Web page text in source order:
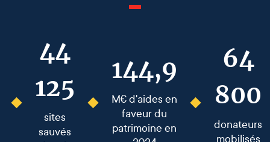
44
125
sites
sauvés
144,9
M€ d'aides en
faveur du
patrimoine en
64
800
donateurs
mobilisés